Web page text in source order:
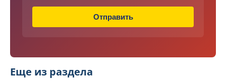
н
е
Отправить
Еще из раздела